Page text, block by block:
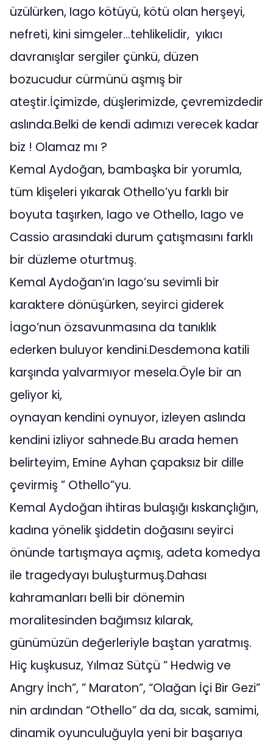
üzülürken, Iago kötüyü, kötü olan herşeyi,
nefreti, kini simgeler…tehlikelidir, yıkıcı
davranışlar sergiler çünkü, düzen
bozucudur cürmünü aşmış bir
ateştir.İçimizde, düşlerimizde, çevremizdedir
aslında.Belki de kendi adımızı verecek kadar
biz ! Olamaz mı ?
Kemal Aydoğan, bambaşka bir yorumla,
tüm klişeleri yıkarak Othello’yu farklı bir
boyuta taşırken, Iago ve Othello, Iago ve
Cassio arasındaki durum çatışmasını farklı
bir düzleme oturtmuş.
Kemal Aydoğan’ın Iago’su sevimli bir
karaktere dönüşürken, seyirci giderek
İago’nun özsavunmasına da tanıklık
ederken buluyor kendini.Desdemona katili
karşında yalvarmıyor mesela.Öyle bir an
geliyor ki,
oynayan kendini oynuyor, izleyen aslında
kendini izliyor sahnede.Bu arada hemen
belirteyim, Emine Ayhan çapaksız bir dille
çevirmiş ” Othello”yu.
Kemal Aydoğan ihtiras bulaşığı kıskançlığın,
kadına yönelik şiddetin doğasını seyirci
önünde tartışmaya açmış, adeta komedya
ile tragedyayı buluşturmuş.Dahası
kahramanları belli bir dönemin
moralitesinden bağımsız kılarak,
günümüzün değerleriyle baştan yaratmış.
Hiç kuşkusuz, Yılmaz Sütçü ” Hedwig ve
Angry İnch”, ” Maraton”, “Olağan İçi Bir Gezi”
nin ardından “Othello” da da, sıcak, samimi,
dinamik oyunculuğuyla yeni bir başarıya